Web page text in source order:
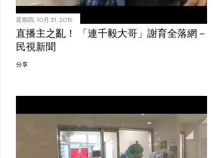
星期四, 10月 31, 2019
直播主之亂！ 「連千毅大哥」謝育全落網－
民視新聞
分享